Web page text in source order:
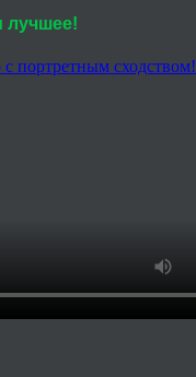
лучшее!
с портретным сходством!